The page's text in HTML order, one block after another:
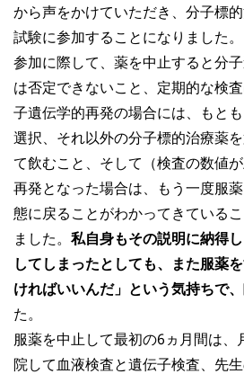
から声をかけていただき、分子標
試験に参加することになりました。
参加に際して、薬を中止すると分
は否定できないこと、定期的な検
子遺伝学的再発の場合には、もと
選択、それ以外の分子標的治療薬
て飲むこと、そして（検査の数値
再発となった場合は、もう一度服
態に戻ることがわかってきている
ました。 私自身もその説明に納得
してしまったとしても、また服薬
ければいいんだ」という気持ちで、
た。
服薬を中止して最初の6ヵ月間は、
院して血液検査と遺伝子検査、先